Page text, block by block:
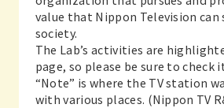
value that Nippon Television can
society.
The Lab’s activities are
page, so please be sure to check
“Note” is where the TV station
with various places. (Nippon TV